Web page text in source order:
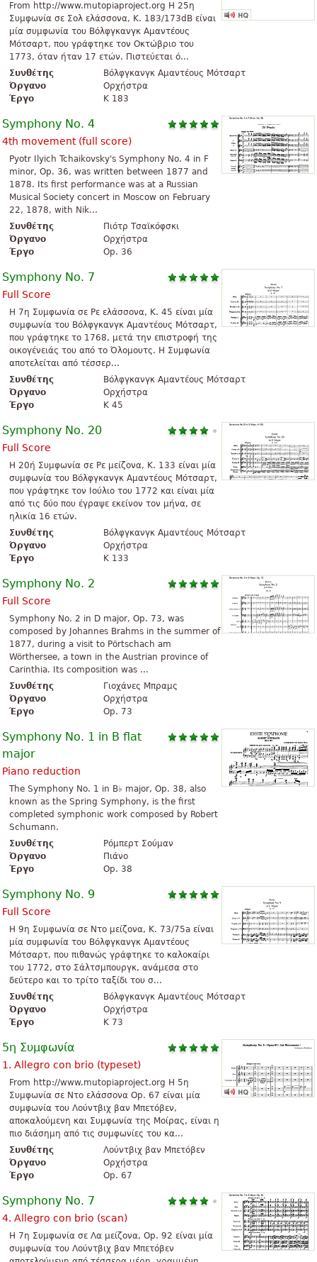
From http://www.mutopiaproject.org Η 25η
Συμφωνία σε Σολ ελάσσονα, K. 183/173dB είναι
μία συμφωνία του Βόλφγκανγκ Αμαντέους
Μότσαρτ, που γράφτηκε τον Οκτώβριο του
1773, όταν ήταν 17 ετών. Πιστεύεται ό...
Συνθέτης
Βόλφγκανγκ Αμαντέους Μότσαρτ
Όργανο
Ορχήστρα
Έργο
K 183
Symphony No. 4
4th movement (full score)
Pyotr Ilyich Tchaikovsky's Symphony No. 4 in F
minor, Op. 36, was written between 1877 and
1878. Its first performance was at a Russian
Musical Society concert in Moscow on February
22, 1878, with Nik...
Συνθέτης
Πιότρ Τσαϊκόφσκι
Όργανο
Ορχήστρα
Έργο
Op. 36
Symphony No. 7
Full Score
Η 7η Συμφωνία σε Ρε ελάσσονα, K. 45 είναι μία
συμφωνία του Βόλφγκανγκ Αμαντέους Μότσαρτ,
που γράφτηκε το 1768, μετά την επιστροφή της
οικογένειάς του από το Όλομουτς. Η Συμφωνία
αποτελείται από τέσσερ...
Συνθέτης
Βόλφγκανγκ Αμαντέους Μότσαρτ
Όργανο
Ορχήστρα
Έργο
K 45
Symphony No. 20
Full Score
Η 20ή Συμφωνία σε Ρε μείζονα, K. 133 είναι μία
συμφωνία του Βόλφγκανγκ Αμαντέους Μότσαρτ,
που γράφτηκε τον Ιούλιο του 1772 και είναι μία
από τις δύο που έγραψε εκείνον τον μήνα, σε
ηλικία 16 ετών.
Συνθέτης
Βόλφγκανγκ Αμαντέους Μότσαρτ
Όργανο
Ορχήστρα
Έργο
K 133
Symphony No. 2
Full Score
Symphony No. 2 in D major, Op. 73, was
composed by Johannes Brahms in the summer of
1877, during a visit to Pörtschach am
Wörthersee, a town in the Austrian province of
Carinthia. Its composition was ...
Συνθέτης
Γιοχάνες Μπραμς
Όργανο
Ορχήστρα
Έργο
Op. 73
Symphony No. 1 in B flat
major
Piano reduction
The Symphony No. 1 in B♭ major, Op. 38, also
known as the Spring Symphony, is the first
completed symphonic work composed by Robert
Schumann.
Συνθέτης
Ρόμπερτ Σούμαν
Όργανο
Πιάνο
Έργο
Op. 38
Symphony No. 9
Full Score
Η 9η Συμφωνία σε Ντο μείζονα, K. 73/75a είναι
μία συμφωνία του Βόλφγκανγκ Αμαντέους
Μότσαρτ, που πιθανώς γράφτηκε το καλοκαίρι
του 1772, στο Σάλτσμπουργκ, ανάμεσα στο
δεύτερο και το τρίτο ταξίδι του σ...
Συνθέτης
Βόλφγκανγκ Αμαντέους Μότσαρτ
Όργανο
Ορχήστρα
Έργο
K 73
5η Συμφωνία
1. Allegro con brio (typeset)
From http://www.mutopiaproject.org H 5η
Συμφωνία σε Ντο ελάσσονα Op. 67 είναι μία
συμφωνία του Λούντβιχ βαν Μπετόβεν,
αποκαλούμενη και Συμφωνία της Μοίρας, είναι η
πιο διάσημη από τις συμφωνίες του κα...
Συνθέτης
Λούντβιχ βαν Μπετόβεν
Όργανο
Ορχήστρα
Έργο
Op. 67
Symphony No. 7
4. Allegro con brio (scan)
Η 7η Συμφωνία σε Λα μείζονα, Op. 92 είναι μία
συμφωνία του Λούντβιχ βαν Μπετόβεν